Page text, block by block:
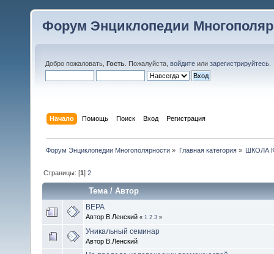
Форум Энциклопедии
Добро пожаловать, Гость . Пожалуйста, войдите или зарегистрируйтесь
Начало Помощь Поиск Вход Регистрация
Форум Энциклопедии Многополярности » Главная категория» ШКОЛА
Страницы: [1]2
Тема/Автор
ВЕРА
Автор В.Ленский « 1 2 3 »
Уникальный семинар
Автор В.Ленский